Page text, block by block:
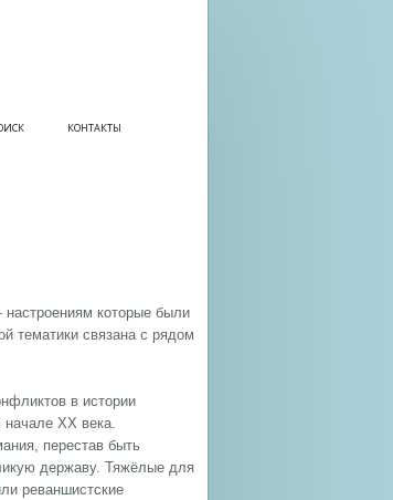
КОНТАКТЫ
которые были
тематики связана с рядом
в истории
XX века.
перестав быть
державу. Тяжёлые для
реваншистские